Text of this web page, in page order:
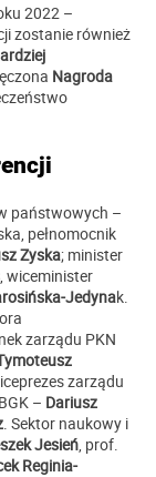
2022 –
zostanie również
Nagroda
państwowych –
pełnomocnik
Zyska; minister
, wiceminister
Jedynak.
zarządu PKN
zarządu
– Dariusz
. Sektor naukowy i
Jesień , prof.
Reginia-